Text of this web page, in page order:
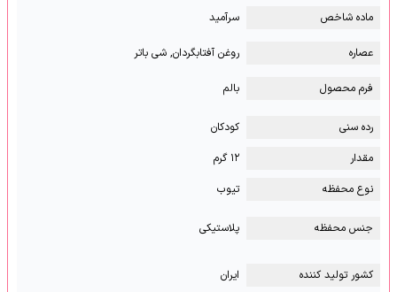
ماده شاخص سرآمید
عصاره روغن آفتابگردان, شی باتر
فرم محصول بالم
رده سنی
کودکان
مقدار
۱۲ گرم
نوع محفظه
تیوب
جنس محفظه پلاستیکی
کشور تولید کننده ایران